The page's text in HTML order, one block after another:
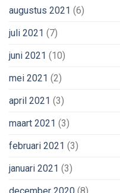
augustus 2021 (6)
juli 2021 (7)
juni 2021 (10)
mei 2021 (2)
april 2021 (3)
maart 2021 (3)
februari 2021 (3)
januari 2021 (3)